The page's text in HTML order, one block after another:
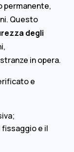
permanente,
Questo
degli
in opera.
e
fissaggio e il